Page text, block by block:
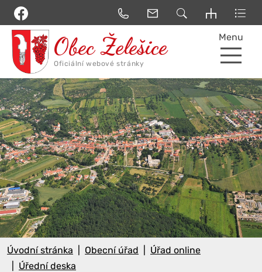
Menu
Úvodní stránka Obecní úřad
Úřad online
Úřední deska